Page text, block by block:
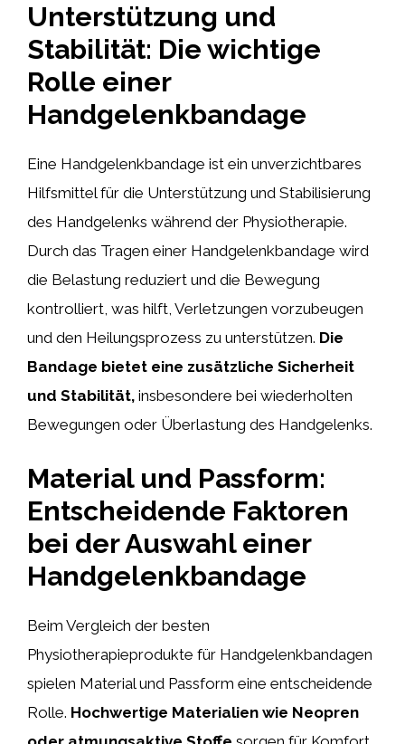
Unterstützung und
Stabilität: Die wichtige
Rolle einer
Handgelenkbandage
Eine Handgelenkbandage ist ein unverzichtbares
Hilfsmittel für die Unterstützung und Stabilisierung
des Handgelenks während der Physiotherapie.
Durch das Tragen einer Handgelenkbandage wird
die Belastung reduziert und die Bewegung
kontrolliert, was hilft, Verletzungen vorzubeugen
und den Heilungsprozess zu unterstützen. Die
Bandage bietet eine zusätzliche Sicherheit
und Stabilität, insbesondere bei wiederholten
Bewegungen oder Überlastung des Handgelenks.
Material und Passform:
Entscheidende Faktoren
bei der Auswahl einer
Handgelenkbandage
Beim Vergleich der besten
Physiotherapieprodukte für Handgelenkbandagen
spielen Material und Passform eine entscheidende
Rolle. Hochwertige Materialien wie Neopren